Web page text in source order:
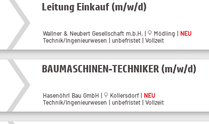
Leitung Einkauf (m/w/d)
Wallner & Neubert Gesellschaft m.b.H. | Mödling | NEU
Technik/Ingenieurwesen | unbefristet | Vollzeit
BAUMASCHINEN-TECHNIKER (m/w/d)
Hasenöhrl Bau GmbH | Kollersdorf | NEU
Technik/Ingenieurwesen | unbefristet | Vollzeit